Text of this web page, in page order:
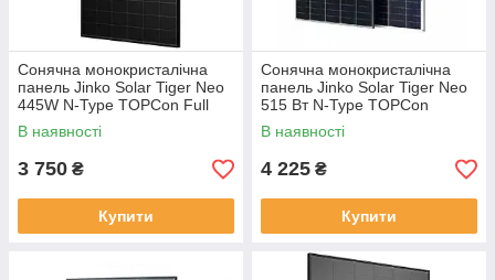
Сонячна монокристалічна
панель Jinko Solar Tiger Neo
445W N-Type TOPCon Full
Black Half-Cell (JKM445N-
54HL4R-B)
В наявності
3 750 ₴
Купити
Сонячна монокристалічна
панель Jinko Solar Tiger Neo
515 Вт N-Type TOPCon
Bifacial Dual Glass Half-Cell
1500V (JKM515N-54HL4M-
В наявності
4 225 ₴
Купити